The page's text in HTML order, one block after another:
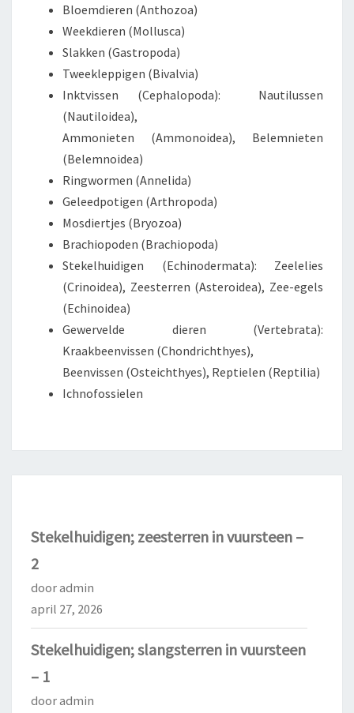
Bloemdieren (Anthozoa)
Weekdieren (Mollusca)
Slakken (Gastropoda)
Tweekleppigen (Bivalvia)
Inktvissen (Cephalopoda): Nautilussen
(Nautiloidea),
Ammonieten (Ammonoidea), Belemnieten
(Belemnoidea)
Ringwormen (Annelida)
Geleedpotigen (Arthropoda)
Mosdiertjes (Bryozoa)
Brachiopoden (Brachiopoda)
Stekelhuidigen (Echinodermata): Zeelelies
(Crinoidea), Zeesterren (Asteroidea), Zee-egels
(Echinoidea)
Gewervelde dieren (Vertebrata):
Kraakbeenvissen (Chondrichthyes),
Beenvissen (Osteichthyes), Reptielen (Reptilia)
Ichnofossielen
Stekelhuidigen; zeesterren in vuursteen –
2
door admin
april 27, 2026
Stekelhuidigen; slangsterren in vuursteen
– 1
door admin